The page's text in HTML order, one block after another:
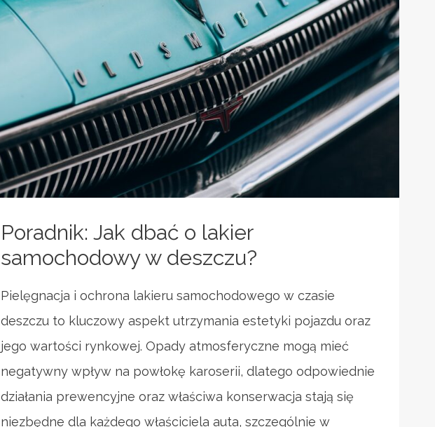
Poradnik: Jak dbać o lakier
samochodowy w deszczu?
Pielęgnacja i ochrona lakieru samochodowego w czasie
deszczu to kluczowy aspekt utrzymania estetyki pojazdu oraz
jego wartości rynkowej. Opady atmosferyczne mogą mieć
negatywny wpływ na powłokę karoserii, dlatego odpowiednie
działania prewencyjne oraz właściwa konserwacja stają się
niezbędne dla każdego właściciela auta, szczególnie w